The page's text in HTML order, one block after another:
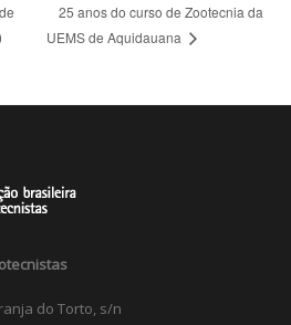
25 anos do curso de Zootecnia da
UEMS de Aquidauana
do Torto, s/n